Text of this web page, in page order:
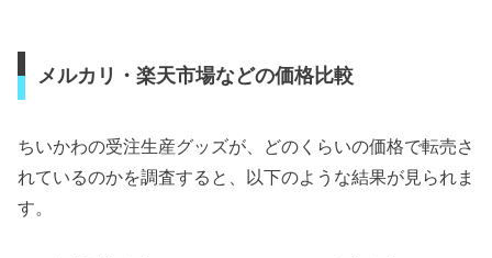
メルカリ・楽天市場などの価格比較
ちいかわの受注生産グッズが、どのくらいの価格で転売さ
れているのかを調査すると、以下のような結果が見られま
す。